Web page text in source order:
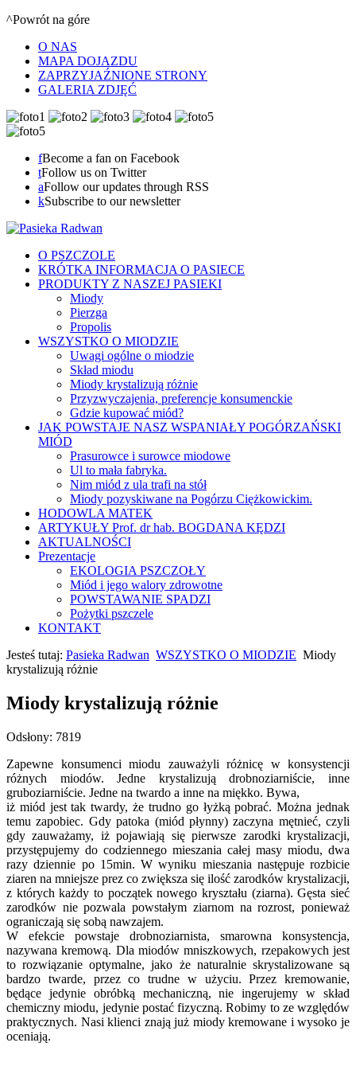
^Powrót na góre
O NAS
MAPA DOJAZDU
ZAPRZYJAŹNIONE STRONY
GALERIA ZDJĘĆ
fBecome a fan on Facebook
tFollow us on Twitter
aFollow our updates through RSS
kSubscribe to our newsletter
O PSZCZOLE
KRÓTKA INFORMACJA O PASIECE
PRODUKTY Z NASZEJ PASIEKI
Miody
Pierzga
Propolis
WSZYSTKO O MIODZIE
Uwagi ogólne o miodzie
Skład miodu
Miody krystalizują różnie
Przyzwyczajenia, preferencje konsumenckie
Gdzie kupować miód?
JAK POWSTAJE NASZ WSPANIAŁY POGÓRZAŃSKI
MIÓD
Prasurowce i surowce miodowe
Ul to mała fabryka.
Nim miód z ula trafi na stół
Miody pozyskiwane na Pogórzu Ciężkowickim.
HODOWLA MATEK
ARTYKUŁY Prof. dr hab. BOGDANA KĘDZI
AKTUALNOŚCI
Prezentacje
EKOLOGIA PSZCZOŁY
Miód i jego walory zdrowotne
POWSTAWANIE SPADZI
Pożytki pszczele
KONTAKT
Jesteś tutaj: Pasieka Radwan WSZYSTKO O MIODZIE Miody
krystalizują różnie
Miody krystalizują różnie
Odsłony: 7819
Zapewne konsumenci miodu zauważyli różnicę w konsystencji
różnych miodów. Jedne krystalizują drobnoziarniście, inne
gruboziarniście. Jedne na twardo a inne na miękko. Bywa,
iż miód jest tak twardy, że trudno go łyżką pobrać. Można jednak
temu zapobiec. Gdy patoka (miód płynny) zaczyna mętnieć, czyli
gdy zauważamy, iż pojawiają się pierwsze zarodki krystalizacji,
przystępujemy do codziennego mieszania całej masy miodu, dwa
razy dziennie po 15min. W wyniku mieszania następuje rozbicie
ziaren na mniejsze prez co zwiększa się ilość zarodków krystalizacji,
z których każdy to początek nowego kryształu (ziarna). Gęsta sieć
zarodków nie pozwala powstałym ziarnom na rozrost, ponieważ
ograniczają się sobą nawzajem.
W efekcie powstaje drobnoziarnista, smarowna konsystencja,
nazywana kremową. Dla miodów mniszkowych, rzepakowych jest
to rozwiązanie optymalne, jako że naturalnie skrystalizowane są
bardzo twarde, przez co trudne w użyciu. Przez kremowanie,
będące jedynie obróbką mechaniczną, nie ingerujemy w skład
chemiczny miodu, jedynie postać fizyczną. Robimy to ze względów
praktycznych. Nasi klienci znają już miody kremowane i wysoko je
oceniają.